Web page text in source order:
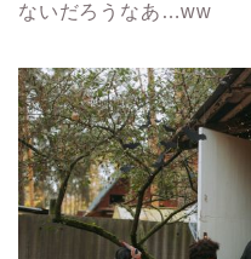
ないだろうなあ…ww